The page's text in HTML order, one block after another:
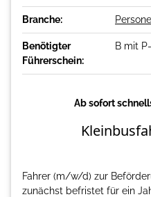
Branche:
Benötigter
Führerschein:
B mit
Ab sofort
Fahrer (m/w/d) zur
zunächst befristet für ein